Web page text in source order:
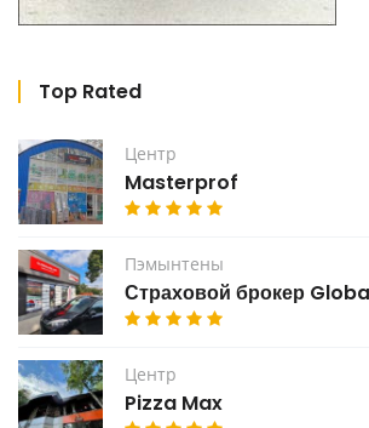
Top Rated
Центр
Masterprof
Пэмынтены
Страховой брокер
Центр
Pizza Max